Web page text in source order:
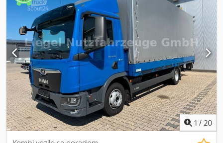
isključivo poslovnim korisnicima ili za izvoz. Prodaja se vrši uz
isključenje odgovornosti za materijalne nedostatke (§ 444 BGB).
Nema garancije ili jemstva. Naknadni zahtevi su isključeni. Pregled
i probna vožnja pre kupovine su izričito poželjni. Nema garancije
za funkcionalnost dodatne opreme/ekstra opcija. Moguće je da
su na fotografijama obrađeni logotipi/reklamni natpisi. Greške,
tipografske greške i prodaja pre su nam uvek moguće. Rado
ćemo vam pružiti informacije na nemačkom, engleskom, grčkom,
ruskom, hrvatskom, italijanskom, španskom, francuskom, turskom,
rumunskom i arapskom jeziku (?????).
1 / 20